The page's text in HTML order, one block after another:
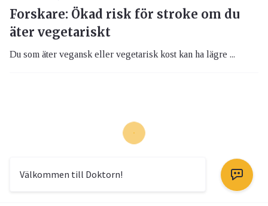
Forskare: Ökad risk för stroke om du
äter vegetariskt
Du som äter vegansk eller vegetarisk kost kan ha lägre ...
Välkommen till Doktorn!